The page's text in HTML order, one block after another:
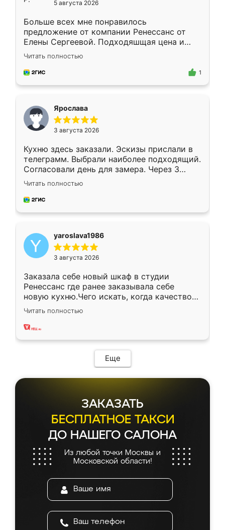
5 августа 2026
Больше всех мне понравилось
предложение от компании Ренессанс от
Елены Сергеевой. Подходяшщая цена и
короткие сроки изготовления. Приехавший
для замера сотрудник Владислав
предложил по моему эскизу самый
Читать полностью
1
Ярослава
3 августа 2026
Кухню здесь заказали. Эскизы прислали в
телеграмм. Выбрали наиболее подходящий.
Согласовали день для замера. Через 3
недели кухня была уже готова. Остались
довольны работой. Спасибо Ренессанс
мебель за качественную работу!
Читать полностью
yaroslava1986
3 августа 2026
Заказала себе новый шкаф в студии
Ренессанс где ранее заказывала себе
новую кухню.Чего искать, когда качеством
вполне довольна. Служит кухня уже почти
два года, нареканий нет.
Читать полностью
Еще
ЗАКАЗАТЬ
БЕСПЛАТНОЕ ТАКСИ
ДО НАШЕГО САЛОНА
Из любой точки Москвы и
Московской области!